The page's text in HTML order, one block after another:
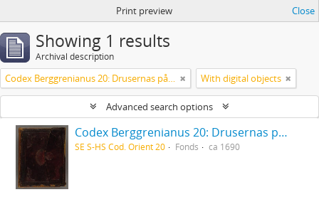
Print preview Close
Showing 1 results
Archival description
Codex Berggrenianus 20: Drusernas på Libanon heliga bok With digital objects
Advanced search options
Codex Berggrenianus 20: Drusernas på Libanon heliga bok
SE S-HS Cod. Orient 20 Fonds ca 1690